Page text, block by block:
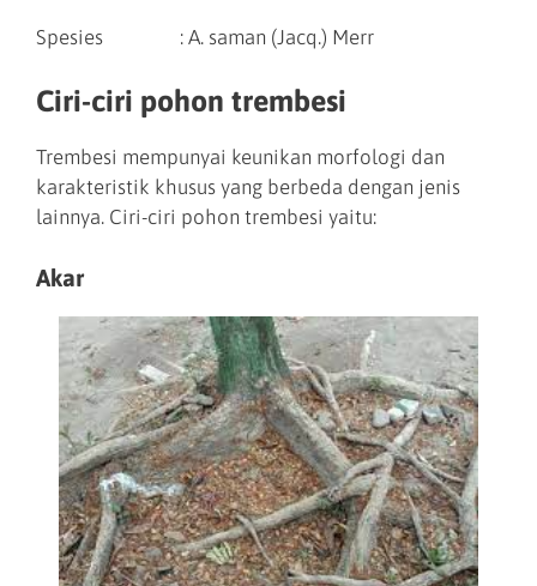
Spesies : A. saman (Jacq.) Merr
Ciri-ciri pohon trembesi
Trembesi mempunyai keunikan morfologi dan
karakteristik khusus yang berbeda dengan jenis
lainnya. Ciri-ciri pohon trembesi yaitu:
Akar